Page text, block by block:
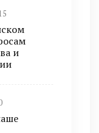
и